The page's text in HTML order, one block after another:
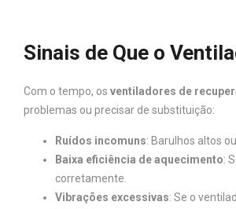
Sinais de Que o
Com o tempo, os ventiladores de
problemas ou precisar de substituição:
Ruídos incomuns: Barulhos altos
Baixa eficiência de aquecimento:
corretamente.
Vibrações excessivas: Se o